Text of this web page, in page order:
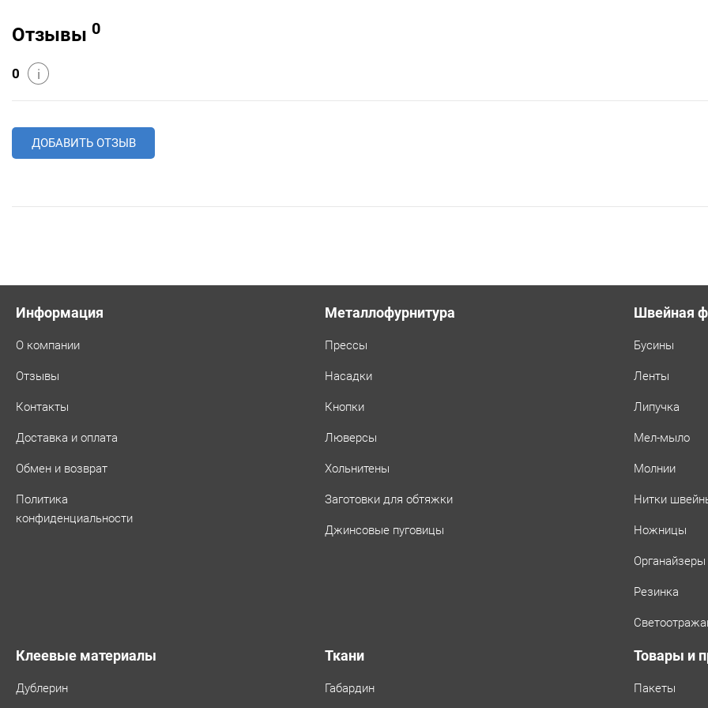
Отзывы 0
0 i
ДОБАВИТЬ ОТЗЫВ
Информация
О компании
Отзывы
Контакты
Доставка и оплата
Обмен и возврат
Политика
конфиденциальности
Металлофурнитура
Прессы
Насадки
Кнопки
Люверсы
Хольнитены
Заготовки для обтяжки
Джинсовые пуговицы
Швейная
Бусины
Ленты
Липучка
Мел-мыло
Молнии
Нитки
Ножницы
Органайзеры
Резинка
Клеевые материалы
Дублерин
Ткани
Габардин
Товары и
Пакеты